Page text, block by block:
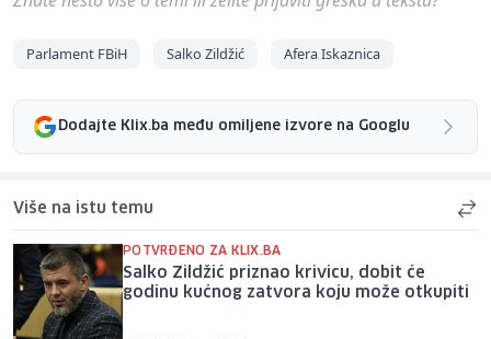
Parlament FBiH Salko Zildžić Afera Iskaznica
Dodajte Klix.ba među omiljene izvore na Googlu
Više na istu temu
POTVRĐENO ZA KLIX.BA
Salko Zildžić priznao krivicu, dobit će
godinu kućnog zatvora koju može otkupiti